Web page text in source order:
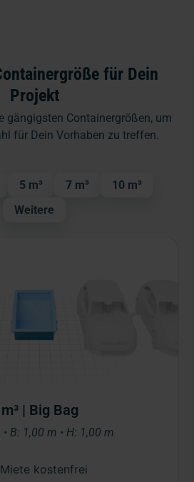
für Dein
Projekt
gängigsten Containergrößen, um
für Dein Vorhaben zu treffen.
5 m³ 7 m³
10 m³
Weitere
| Big Bag
B: 1,00 m • H: 1,00 m
kostenfrei